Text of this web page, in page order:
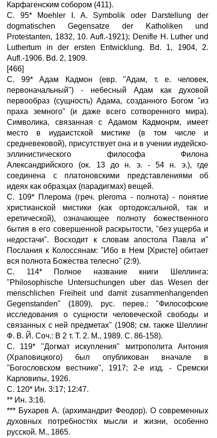
Карфагенским собором (411).
С. 95* Moehler I. A. Symbolik oder Darstellung der
dogmatischen Gegensatze der Katholiken und
Protestanten, 1832, 10. Aufl.-1921); Denifle Н. Luther und
Luthertum in der ersten Entwicklung. Bd. 1, 1904, 2.
Aufl.-1906. Bd. 2, 1909.
[466]
С. 99* Адам Кадмон (евр. "Адам, т. е. человек,
первоначальный") - небесный Адам как духовой
первообраз (сущность) Адама, созданного Богом "из
праха земного" (и даже всего сотворенного мира).
Символика, связанная с Адамом Кадмонрм, имеет
место в иудаистской мистике (в том числе и
средневековой), присутствует она и в учении иудейско-
эллинистического философа Филона
Александрийского (ок. 13 до н. э. - 54 н. э.), где
соединена с платоновскими представлениями об
идеях как образцах (парадигмах) вещей.
С. 109* Плерома (греч. pleroma - полнота) - понятие
христианской мистики (как ортодоксальной, так и
еретической), означающее полноту божественного
бытия в его совершенной раскрытости, "без ущерба и
недостачи". Восходит к словам апостола Павла и"
Послания к Колоссянам: "Ибо в Нем [Христе] обитает
вся полнота Божества телесно" (2:9).
С. 114* Полное название книги Шеллинга:
"Philosophische Untersuchungen uber das Wesen der
menschlichen Freiheit und damit zusammenhangenden
Gegenstanden" (1809), рус. перев.: "Философские
исследования о сущности человеческой свободы и
связанных с ней предметах" (1908; см. также Шеллинг
Ф. В. Й. Соч.: В 2 т. Т. 2. М., 1989. С. 86-158).
С. 119* "Догмат искупления" митрополита Антония
(Храповицкого) был опубликован вначале в
"Богословском вестнике", 1917; 2-е изд. - Сремски
Карловипы, 1926.
С. 120* Ин. 3:17; 12:47.
** Ин. 3:16.
*** Бухарев А. (архимандрит Феодор). О современных
духовных потребностях мысли и жизни, особенно
русской. М., 1865.